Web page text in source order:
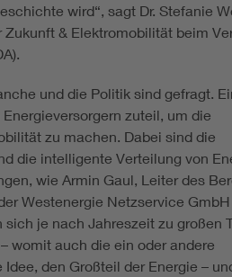
wird“, sagt Dr. Stefanie
Zukunft & Elektromobilität beim
und die Politik sind gefragt.
zuteil, um die
zu machen. Dabei sind die
die intelligente Verteilung von
wie Armin Gaul, Leiter des
Westenergie Netzservice GmbH
je nach Jahreszeit zu großen
womit auch die ein oder andere
den Großteil der Energie –